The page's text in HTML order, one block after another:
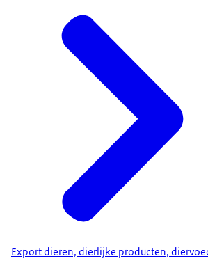
Export dieren, dierlijke producten,